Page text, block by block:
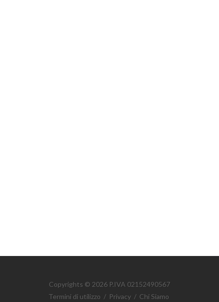
Copyrights © 2026 P.IVA 02152490567
Termini di utilizzo / Privacy / Chi Siamo